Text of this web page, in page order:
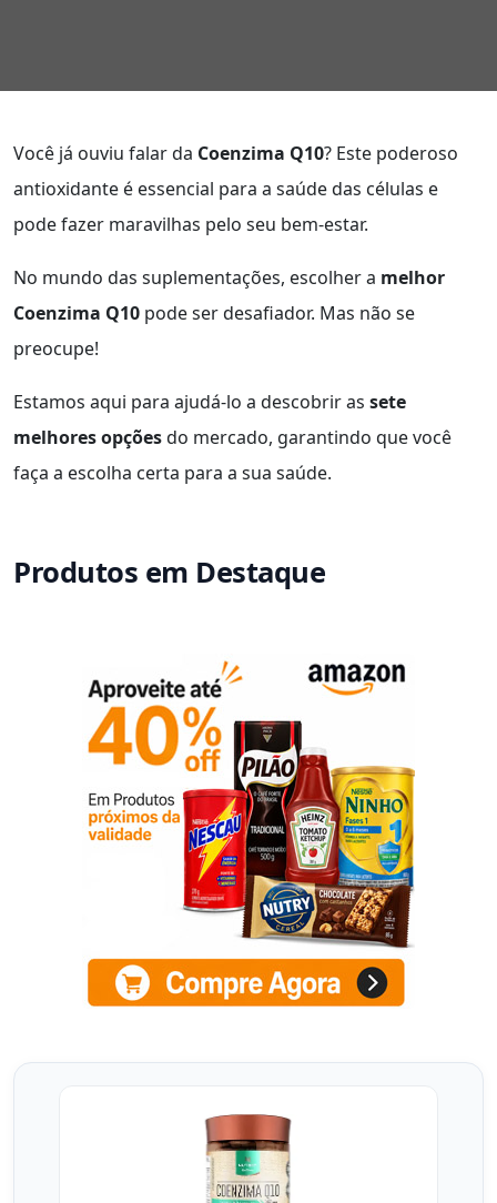
Você já ouviu falar da Coenzima Q10? Este poderoso
antioxidante é essencial para a saúde das células e
pode fazer maravilhas pelo seu bem-estar.
No mundo das suplementações, escolher a melhor
Coenzima Q10 pode ser desafiador. Mas não se
preocupe!
Estamos aqui para ajudá-lo a descobrir as sete
melhores opçõesdo mercado, garantindo que você
faça a escolha certa para a sua saúde.
Produtos em Destaque